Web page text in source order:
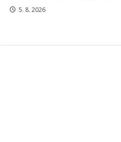
5. 8. 2026